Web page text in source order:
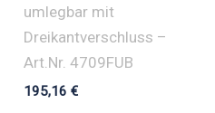
umlegbar mit
Dreikantverschluss –
Art.Nr. 4709FUB
195,16€